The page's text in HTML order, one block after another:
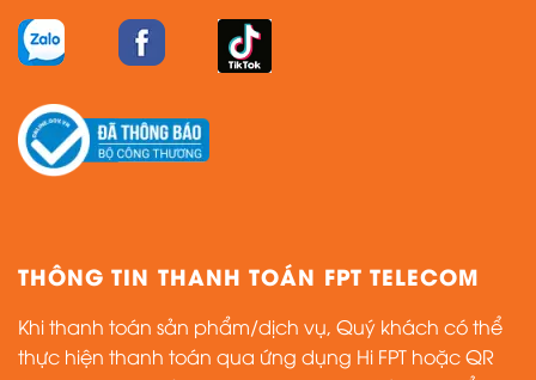
THÔNG TIN THANH TOÁN FPT TELECOM
Khi thanh toán sản phẩm/dịch vụ, Quý khách có thể
thực hiện thanh toán qua ứng dụng Hi FPT hoặc QR